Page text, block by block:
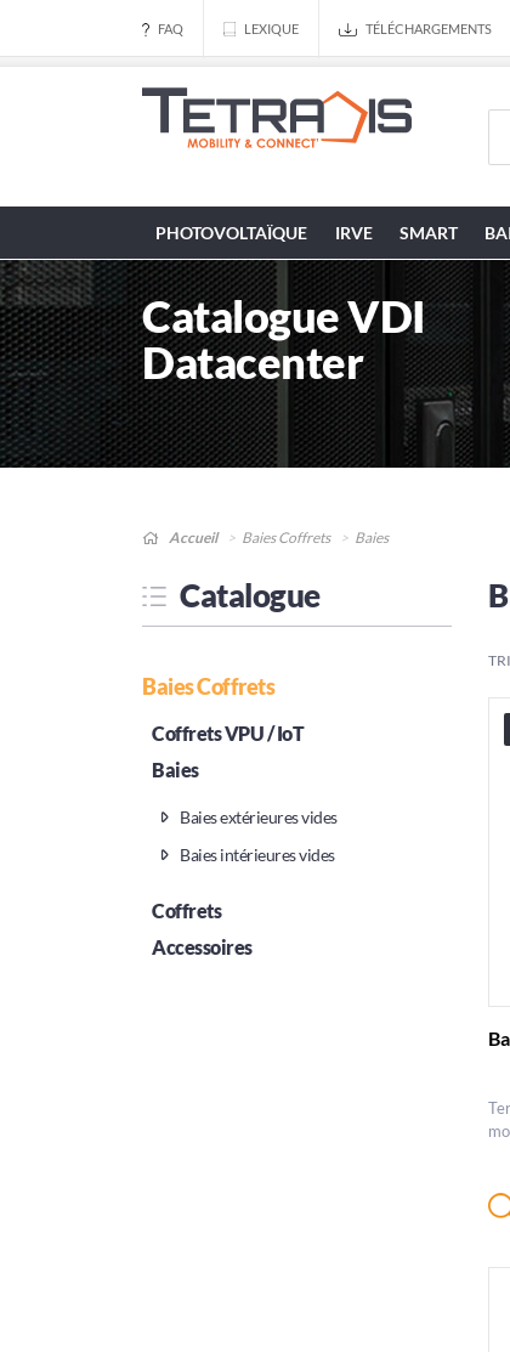
FAQ LEXIQUE TÉLÉCHARGEMENTS
PHOTOVOLTAÏQUE IRVE SMART
Catalogue VDI
Datacenter
Accueil Baies Coffrets Baies
Catalogue
Baies Coffrets
Coffrets VPU / IoT
Baies
Baies extérieures vides
Baies intérieures vides
Coffrets
Accessoires